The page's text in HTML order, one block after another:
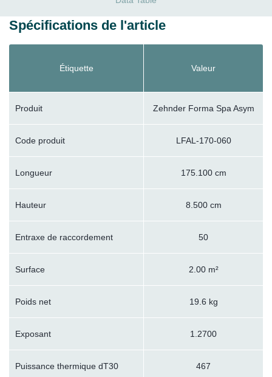
Spécifications de l'article
Étiquette Valeur
Produit Zehnder Forma Spa Asym
Code produit LFAL-170-060
Longueur 175.100 cm
Hauteur 8.500 cm
Entraxe de raccordement 50
Surface 2.00 m²
Poids net 19.6 kg
Exposant 1.2700
Puissance thermique dT30 467